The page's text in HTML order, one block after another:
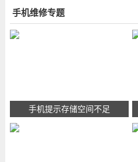
手机维修专题
手机提示存储空间不足